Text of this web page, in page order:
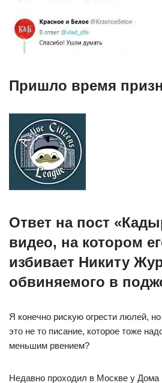
Пришло время
Ответ на пост
видео, на котором
избивает Никиту
обвиняемого в
Я конечно рискую огрести люлей,
это не то писание, которое тоже
меньшим рвением?
Недавно проходил в Москве у Дома